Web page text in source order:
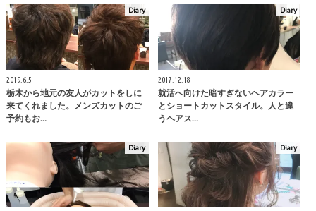
Diary
2019.6.5
栃木から地元の友人がカットをしに
来てくれました。メンズカットのご
予約もお…
Diary
2017.12.18
就活へ向けた暗すぎないヘアカラー
とショートカットスタイル。人と違
うヘアス…
Diary Diary